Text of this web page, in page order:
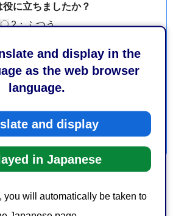
and display in the
as the web browser
language.
and display
in Japanese
you will automatically be taken to
に立ちましたか？
2：ふつう
見つけやすかったですか？
た